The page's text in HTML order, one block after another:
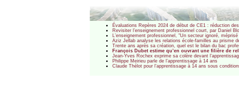
Évaluations Repères 2024 de début de CE1 : réduction
Revisiter l’enseignement professionnel court, par Daniel
L’enseignement professionnel, "Un secteur ignoré,
Aziz Jellab analyse les relations école-familles au prisme
Trente ans après sa création, quel est le bilan du bac
François Dubet estime qu’en ouvrant une filière de
Jean-Yves Rochex exprime sa colère devant
Philippe Meirieu parle de l’apprentissage à 14 ans
Claude Thélot pour l’apprentissage à 14 ans sous